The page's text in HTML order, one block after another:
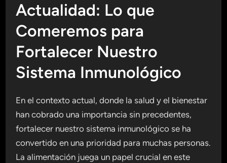
Actualidad: Lo que
Comeremos para
Fortalecer Nuestro
Sistema Inmunológico
En el contexto actual, donde la salud y el bienestar
han cobrado una importancia sin precedentes,
fortalecer nuestro sistema inmunológico se ha
convertido en una prioridad para muchas personas.
La alimentación juega un papel crucial en este